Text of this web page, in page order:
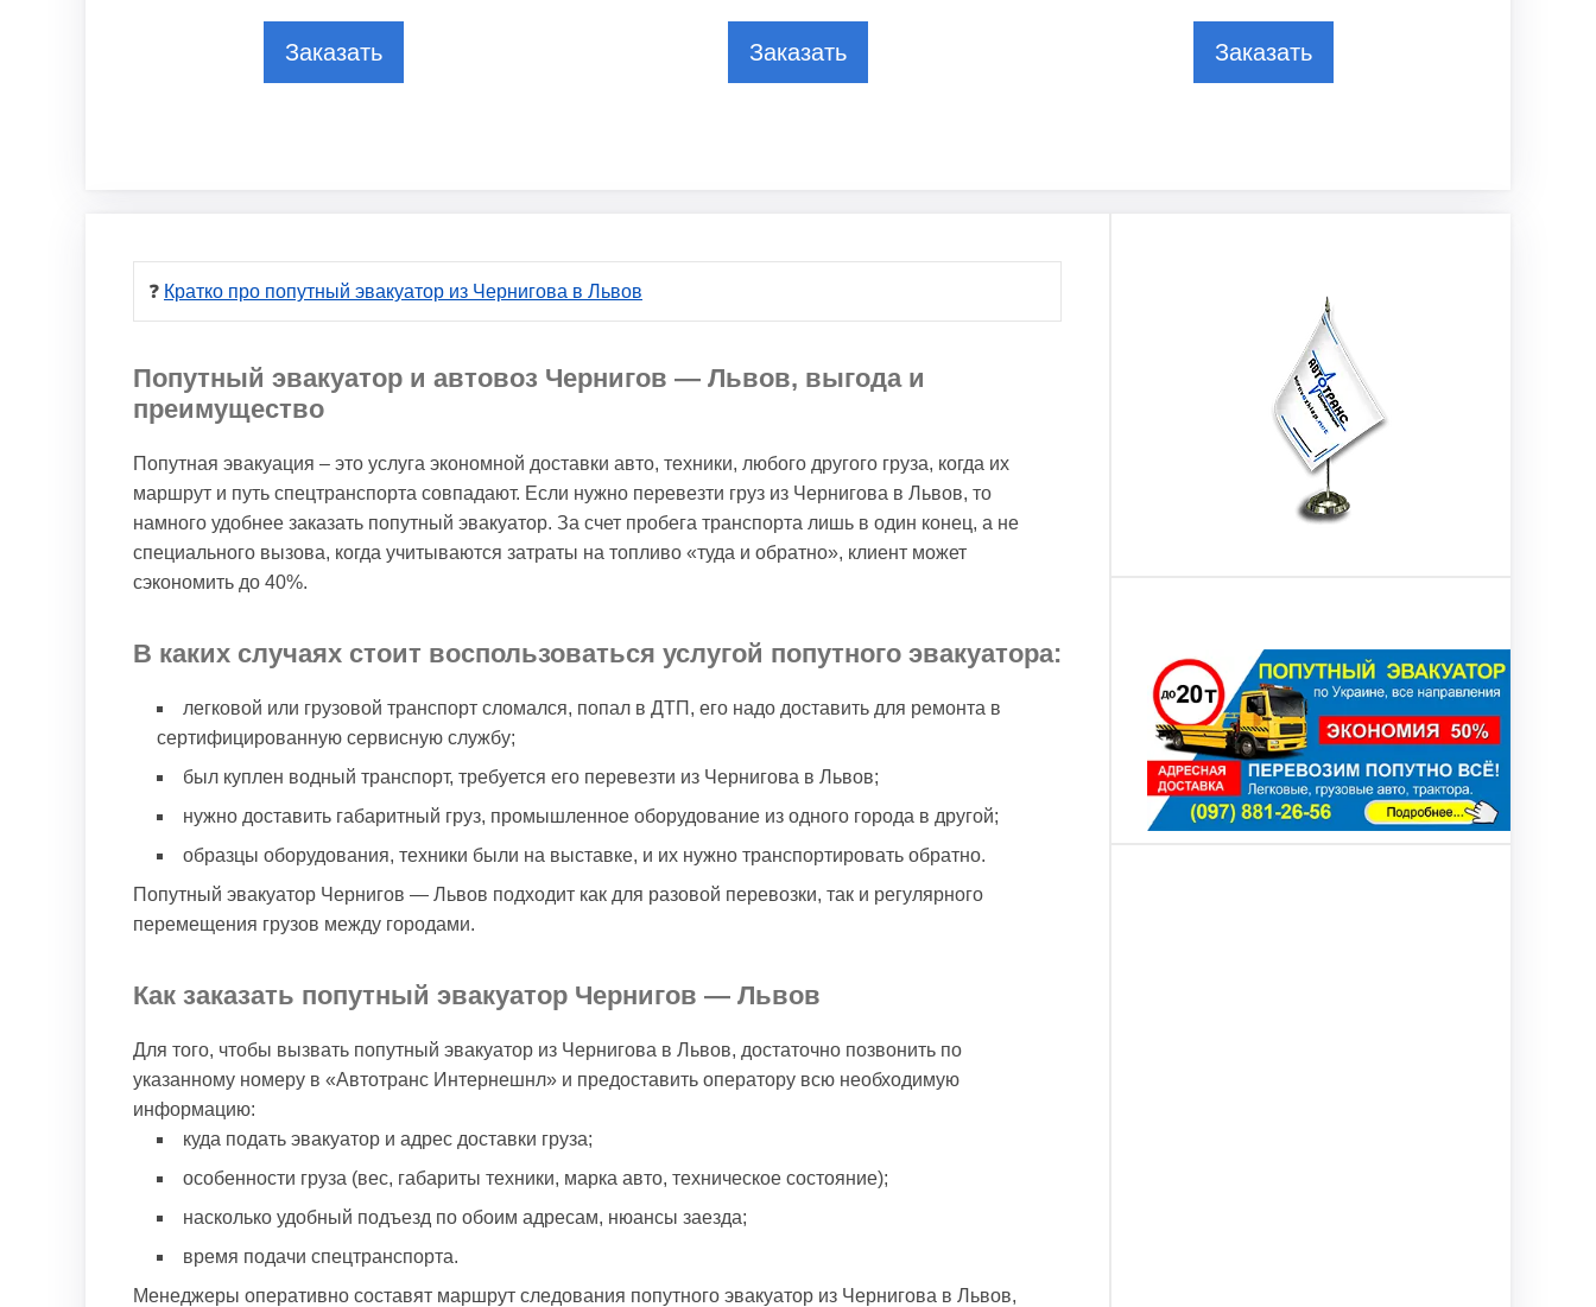
Заказать Заказать Заказать
❓ Кратко про попутный эвакуатор из Чернигова в Львов
Попутный эвакуатор и автовоз Чернигов — Львов, выгода и
преимущество
Попутная эвакуация – это услуга экономной доставки авто, техники, любого другого груза, когда их
маршрут и путь спецтранспорта совпадают. Если нужно перевезти груз из Чернигова в Львов, то
намного удобнее заказать попутный эвакуатор. За счет пробега транспорта лишь в один конец, а не
специального вызова, когда учитываются затраты на топливо «туда и обратно», клиент может
сэкономить до 40%.
В каких случаях стоит воспользоваться услугой попутного эвакуатора:
легковой или грузовой транспорт сломался, попал в ДТП, его надо доставить для ремонта в
сертифицированную сервисную службу;
был куплен водный транспорт, требуется его перевезти из Чернигова в Львов;
нужно доставить габаритный груз, промышленное оборудование из одного города в другой;
образцы оборудования, техники были на выставке, и их нужно транспортировать обратно.
Попутный эвакуатор Чернигов — Львов подходит как для разовой перевозки, так и регулярного
перемещения грузов между городами.
Как заказать попутный эвакуатор Чернигов — Львов
Для того, чтобы вызвать попутный эвакуатор из Чернигова в Львов, достаточно позвонить по
указанному номеру в «Автотранс Интернешнл» и предоставить оператору всю необходимую
информацию:
куда подать эвакуатор и адрес доставки груза;
особенности груза (вес, габариты техники, марка авто, техническое состояние);
насколько удобный подъезд по обоим адресам, нюансы заезда;
время подачи спецтранспорта.
Менеджеры оперативно составят маршрут следования попутного эвакуатор из Чернигова в Львов,